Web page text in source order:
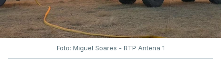
Foto: Miguel Soares - RTP Antena 1